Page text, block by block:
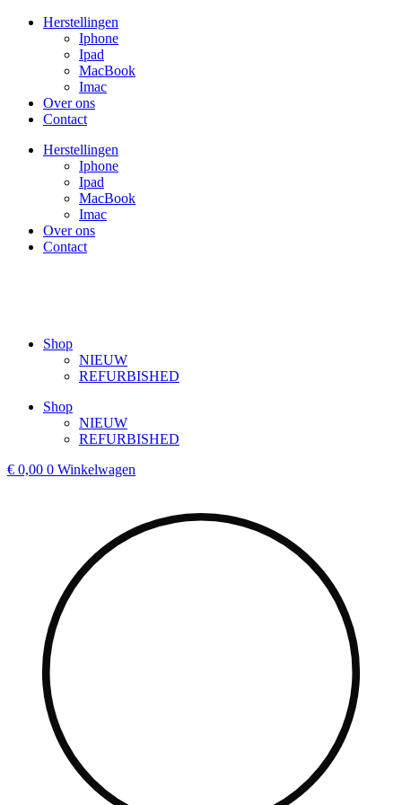
Herstellingen
Iphone
Ipad
MacBook
Imac
Over ons
Contact
Herstellingen
Iphone
Ipad
MacBook
Imac
Over ons
Contact
Shop
NIEUW
REFURBISHED
Shop
NIEUW
REFURBISHED
€ 0,00 0 Winkelwagen